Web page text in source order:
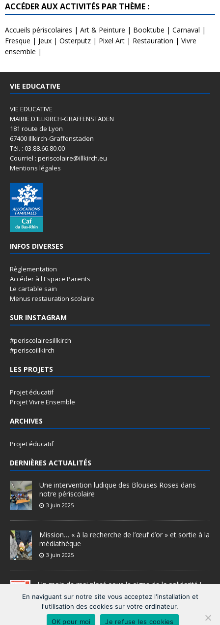
ACCÉDER AUX ACTIVITÉS PAR THÈME :
Accueils périscolaires | Art & Peinture | Booktube | Carnaval |
Fresque | Jeux | Osterputz | Pixel Art | Restauration | Vivre
ensemble |
VIE EDUCATIVE
VIE EDUCATIVE
MAIRIE D'ILLKIRCH-GRAFFENSTADEN
181 route de Lyon
67400 Illkirch-Graffenstaden
Tél. : 03.88.66.80.00
Courriel : periscolaire@illkirch.eu
Mentions légales
INFOS DIVERSES
Règlementation
Accéder à l'Espace Parents
Le cartable sain
Menus restauration scolaire
SUR INSTAGRAM
#periscolairesillkirch
#periscoillkirch
LES PROJETS
Projet éducatif
Projet Vivre Ensemble
ARCHIVES
Projet éducatif
DERNIÈRES ACTUALITÉS
Une intervention ludique des Blouses Roses dans
notre périscolaire
3 juin 2025
Mission… « à la recherche de l’œuf d’or » et sortie à la
médiathèque
3 juin 2025
Un mois de mai placé sous le signe de la solidarité !
28 mai 2025
En naviguant sur notre site vous acceptez l'installation et
l'utilisation des cookies sur votre ordinateur.
OK pour moi
Je refuse les cookies